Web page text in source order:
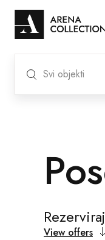
Svi objekti
View offers